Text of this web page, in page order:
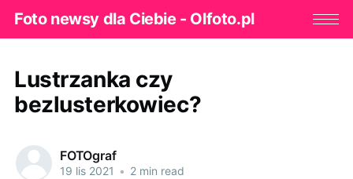
Foto newsy dla Ciebie - Olfoto.pl
Lustrzanka czy
bezlusterkowiec?
FOTOgraf
19 lis 2021 • 2 min read